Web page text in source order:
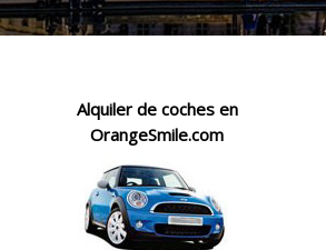
Alquiler de coches en
OrangeSmile.com